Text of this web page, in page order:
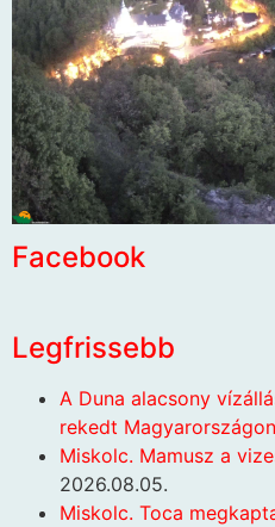
Facebook
Legfrissebb
A Duna alacsony
rekedt Magyarországon
Miskolc. Mamusz a
2026.08.05.
Miskolc. Toca